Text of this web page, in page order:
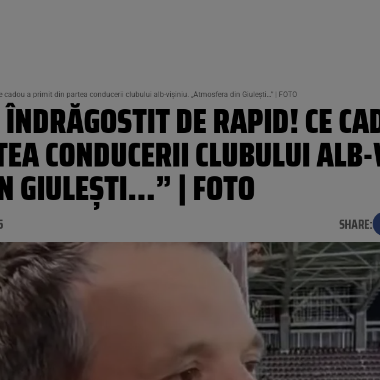
cadou a primit din partea conducerii clubului alb-vișiniu. „Atmosfera din Giulești…” | FOTO
DE RAPID! CE
CONDUCERII CLUBULUI
GIULEȘTI…” | FOTO
SHARE: